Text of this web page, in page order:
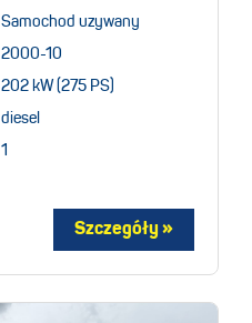
Samochod uzywany
2000-10
202 kW (275 PS)
diesel
1